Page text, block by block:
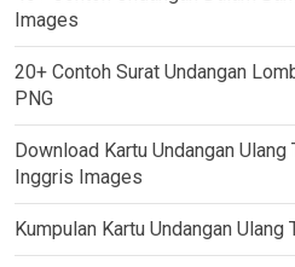
Images
20+ Contoh Surat Undangan
PNG
Download Kartu Undangan Ulang
Inggris Images
Kumpulan Kartu Undangan